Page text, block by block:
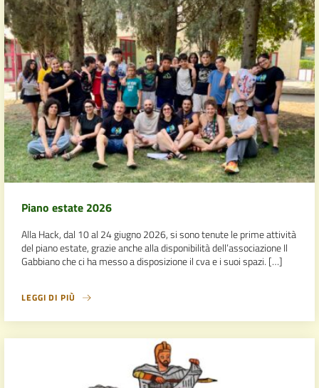
Piano estate 2026
Alla Hack, dal 10 al 24 giugno 2026, si sono tenute le prime attività
del piano estate, grazie anche alla disponibilità dell’associazione Il
Gabbiano che ci ha messo a disposizione il cva e i suoi spazi. […]
LEGGI DI PIÙ